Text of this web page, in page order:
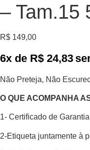
– Tam.15
R$ 149,00
6x de R$ 24,83
Não Preteja, Não
O QUE ACOMPANHA
1- Certificado de
2-Etiqueta juntamente à